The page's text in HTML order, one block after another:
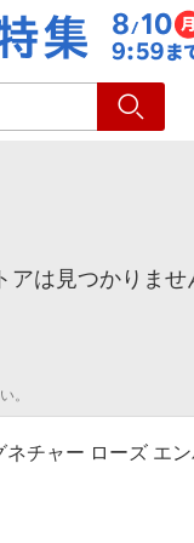
は見つかりませ
。
チャー ローズ エ